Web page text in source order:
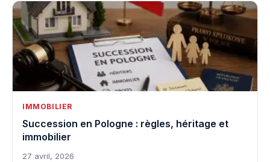
IMMOBILIER
Succession en Pologne : règles, héritage et
immobilier
27 avril, 2026